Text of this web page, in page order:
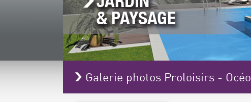
Galerie photos Proloisirs - Océo